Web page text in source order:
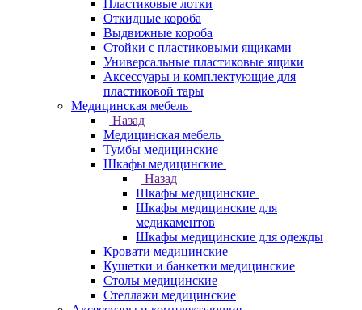
Пластиковые лотки
Откидные короба
Выдвижные короба
Стойки с пластиковыми ящиками
Универсальные пластиковые ящики
Аксессуары и комплектующие для
пластиковой тары
Медицинская мебель
Назад
Медицинская мебель
Тумбы медицинские
Шкафы медицинские
Назад
Шкафы медицинские
Шкафы медицинские для
медикаментов
Шкафы медицинские для одежды
Кровати медицинские
Кушетки и банкетки медицинские
Столы медицинские
Стеллажи медицинские